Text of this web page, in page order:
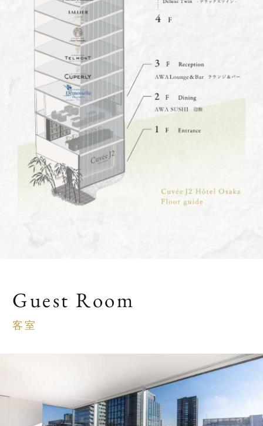
Guest Room
客室